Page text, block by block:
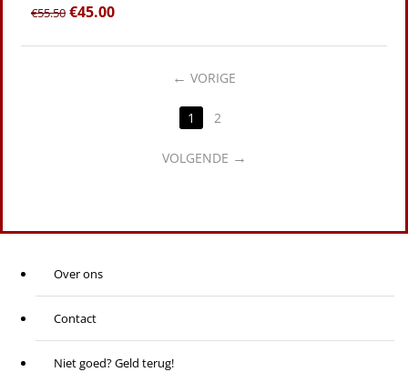
€55.50 €45.00
VORIGE
1 2
VOLGENDE
Over ons
Contact
Niet goed? Geld terug!